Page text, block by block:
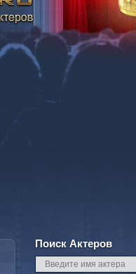
Поиск Актеров